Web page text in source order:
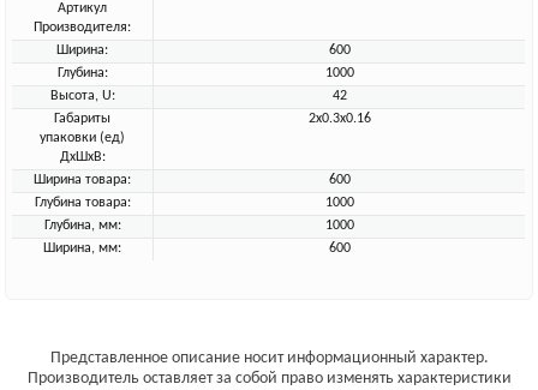
Артикул
Производителя:
Ширина:
600
Глубина:
1000
Высота, U:
42
Габариты
упаковки (ед)
ДхШхВ:
2x0.3x0.16
Ширина товара:
600
Глубина товара:
1000
Глубина, мм:
1000
Ширина, мм:
600
Представленное описание носит информационный характер.
Производитель оставляет за собой право изменять характеристики